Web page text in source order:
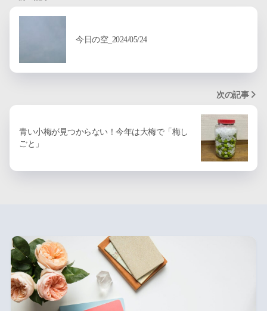
今日の空_2024/05/24
次の記事
青い小梅が見つからない！今年は大梅で「梅し
ごと」